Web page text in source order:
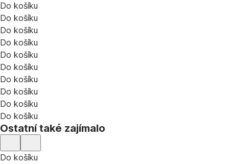
Do košíku
Do košíku
Do košíku
Do košíku
Do košíku
Do košíku
Do košíku
Do košíku
Do košíku
Do košíku
Ostatní také zajímalo
Do košíku